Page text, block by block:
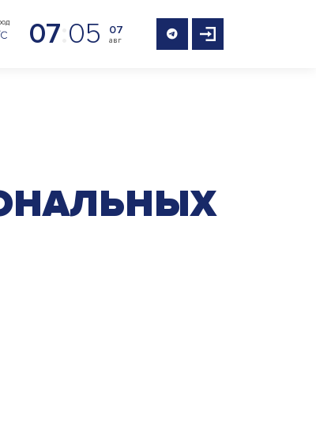
07 05 07
авг